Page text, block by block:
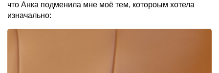
что Анка подменила мне моё тем, котороым хотела
изначально: